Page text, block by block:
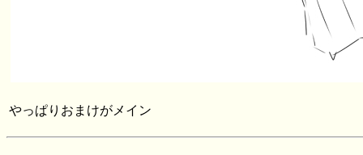
やっぱりおまけがメイン